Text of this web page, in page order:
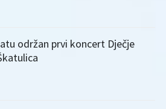
održan prvi koncert Dječje